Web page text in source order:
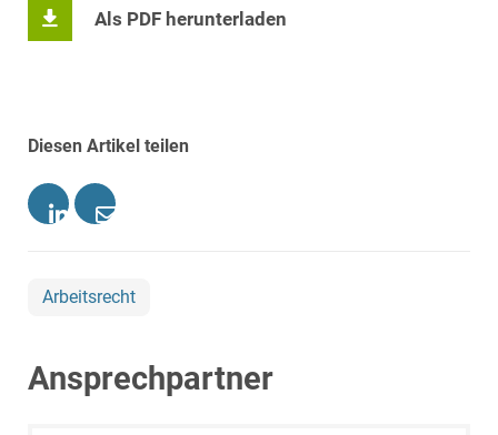
Als PDF herunterladen
Diesen Artikel teilen
Arbeitsrecht
Ansprechpartner